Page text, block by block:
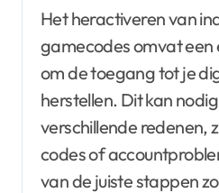
Het heractiveren van
gamecodes omvat een
om de toegang tot je
herstellen. Dit kan
verschillende redenen,
codes of
van de juiste stappen